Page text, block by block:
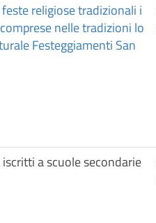
religiose tradizionali i
nelle tradizioni lo
Festeggiamenti San
a scuole secondarie